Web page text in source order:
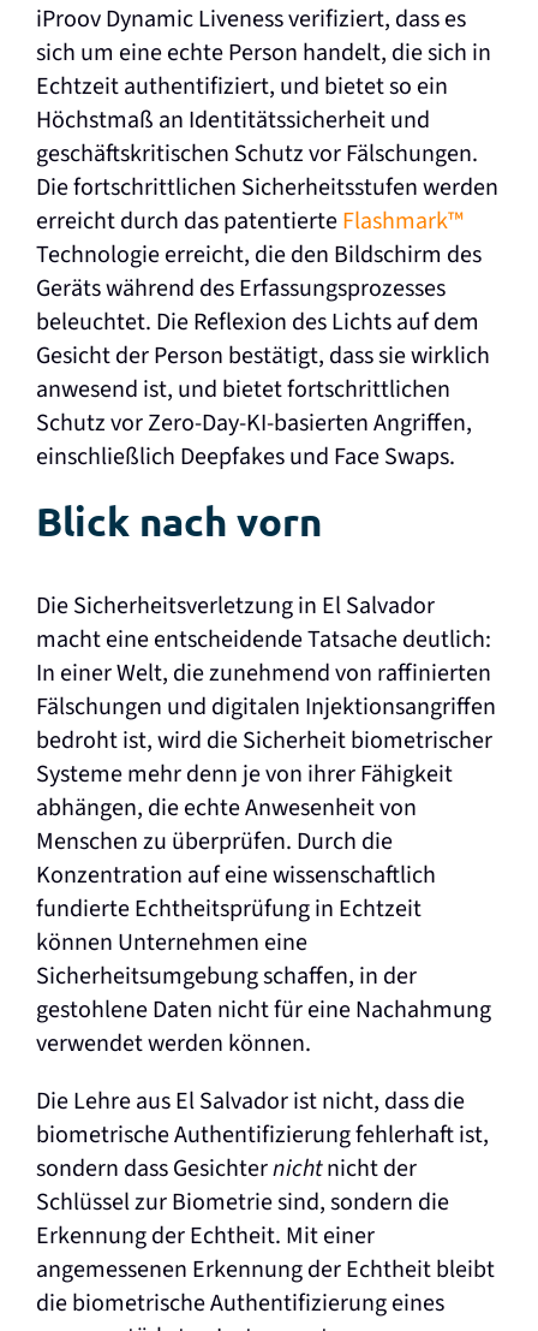
iProov Dynamic Liveness verifiziert, dass es
sich um eine echte Person handelt, die sich in
Echtzeit authentifiziert, und bietet so ein
Höchstmaß an Identitätssicherheit und
geschäftskritischen Schutz vor Fälschungen.
Die fortschrittlichen Sicherheitsstufen werden
erreicht durch das patentierteFlashmark™
Technologie erreicht, die den Bildschirm des
Geräts während des Erfassungsprozesses
beleuchtet. Die Reflexion des Lichts auf dem
Gesicht der Person bestätigt, dass sie wirklich
anwesend ist, und bietet fortschrittlichen
Schutz vor Zero-Day-KI-basierten Angriffen,
einschließlich Deepfakes und Face Swaps.
Blick nach vorn
Die Sicherheitsverletzung in El Salvador
macht eine entscheidende Tatsache deutlich:
In einer Welt, die zunehmend von raffinierten
Fälschungen und digitalen Injektionsangriffen
bedroht ist, wird die Sicherheit biometrischer
Systeme mehr denn je von ihrer Fähigkeit
abhängen, die echte Anwesenheit von
Menschen zu überprüfen. Durch die
Konzentration auf eine wissenschaftlich
fundierte Echtheitsprüfung in Echtzeit
können Unternehmen eine
Sicherheitsumgebung schaffen, in der
gestohlene Daten nicht für eine Nachahmung
verwendet werden können.
Die Lehre aus El Salvador ist nicht, dass die
biometrische Authentifizierung fehlerhaft ist,
sondern dass Gesichternichtnicht der
Schlüssel zur Biometrie sind, sondern die
Erkennung der Echtheit. Mit einer
angemessenen Erkennung der Echtheit bleibt
die biometrische Authentifizierung eines